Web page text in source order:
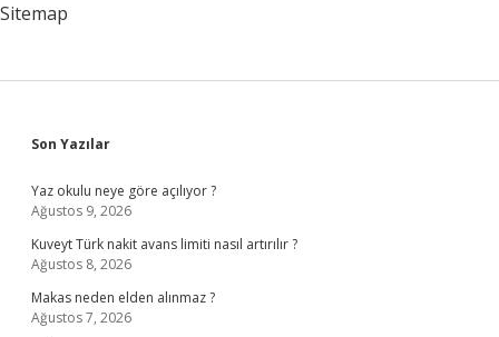
Sitemap
Sidebar
Son Yazılar
Yaz okulu neye göre açılıyor ?
Ağustos 9, 2026
Kuveyt Türk nakit avans limiti nasıl artırılır ?
Ağustos 8, 2026
Makas neden elden alınmaz ?
Ağustos 7, 2026